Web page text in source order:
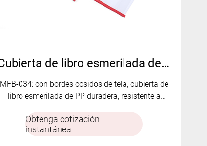
Cubierta de libro esmerilada de PP con borde cosido de tela - MFB-034
MFB-034: con bordes cosidos de tela, cubierta de
libro esmerilada de PP duradera, resistente a
protección duradera del libro.
Obtenga cotización
instantánea